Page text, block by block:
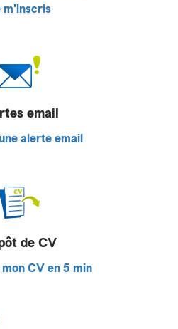
m'inscris
email
alerte email
de CV
CV en 5 min